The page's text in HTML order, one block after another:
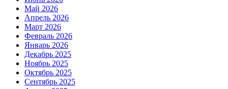
Май 2026
Апрель 2026
Март 2026
Февраль 2026
Январь 2026
Декабрь 2025
Ноябрь 2025
Октябрь 2025
Сентябрь 2025